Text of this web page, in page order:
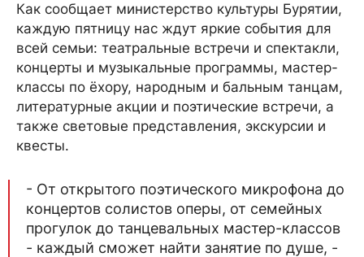
Как сообщает министерство культуры Бурятии,
каждую пятницу нас ждут яркие события для
всей семьи: театральные встречи и спектакли,
концерты и музыкальные программы, мастер-
классы по ёхору, народным и бальным танцам,
литературные акции и поэтические встречи, а
также световые представления, экскурсии и
квесты.
- От открытого поэтического микрофона до
концертов солистов оперы, от семейных
прогулок до танцевальных мастер-классов
- каждый сможет найти занятие по душе, -